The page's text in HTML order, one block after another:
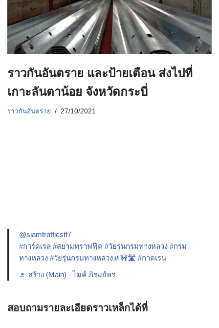
ราวกันอันตราย และป้ายเตือน ส่งไปที่
เกาะลันตาน้อย จังหวัดกระบี่
ราวกันอันตราย 27/10/2021
@siamtrafficstf7
#การ์ดเรล #สยามทราฟฟิค #วัยรุ่นกรมทางหลวง #กรม
ทางหลวง #วัยรุ่นกรมทางหลวง🚸🚧🛣️ #กาดเรน
♬ สร้าง (Main) - ไมค์ ภิรมย์พร
สอบถามรายละเอียดราวเหล็กได้ที่